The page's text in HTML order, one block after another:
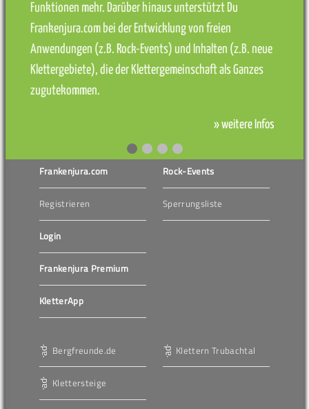
Funktionen mehr. Darüber hinaus unterstützt Du
Frankenjura.com bei der Entwicklung von freien
Anwendungen (z.B. Rock-Events) und Inhalten (z.B. neue
Klettergebiete), die der Klettergemeinschaft als Ganzes
zugutekommen.
» weitere Infos
Frankenjura.com
Registrieren
Login
Frankenjura Premium
KletterApp
Rock-Events
Sperrungsliste
Bergfreunde.de
Klettersteige
Klettern Trubachtal